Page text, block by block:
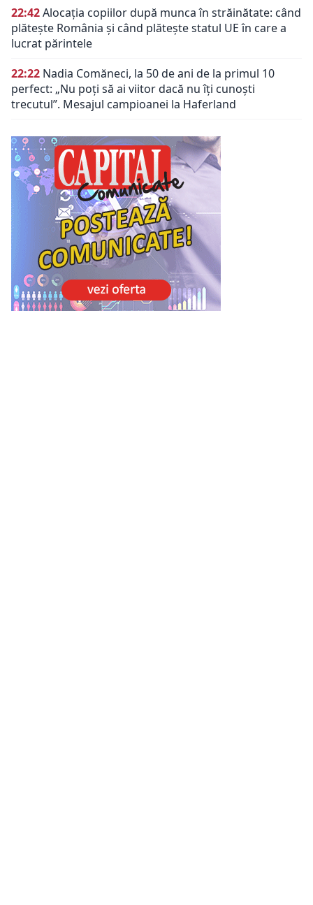
22:42Alocația copiilor după munca în străinătate: când
plătește România și când plătește statul UE în care a
lucrat părintele
22:22 Nadia Comăneci, la 50 de ani de la primul 10
perfect: „Nu poţi să ai viitor dacă nu îţi cunoşti
trecutul”. Mesajul campioanei la Haferland